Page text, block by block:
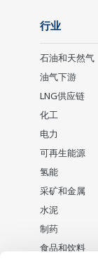
横河电
水控制
行业
石油和天然气
油气下游
LNG供应链
化工
电力
可再生能源
氢能
采矿和金属
水泥
制药
食品和饮料